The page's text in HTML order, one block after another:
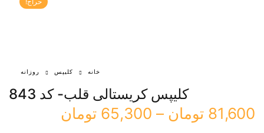
خانه کلیپس روزانه
کلیپس کریستالی قلب- کد 843
81,600 تومان –
65,300 تومان